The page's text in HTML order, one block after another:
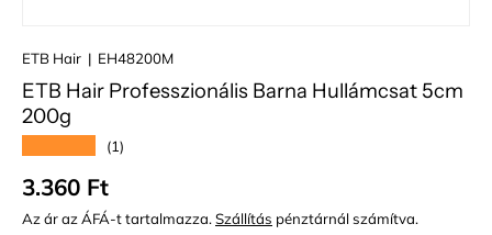
ETB Hair | EH48200M
ETB Hair Professzionális Barna Hullámcsat 5cm
200g
(1)
Normál ár
3.360 Ft
Az ár az ÁFÁ-t tartalmazza. Szállítás pénztárnál számítva.